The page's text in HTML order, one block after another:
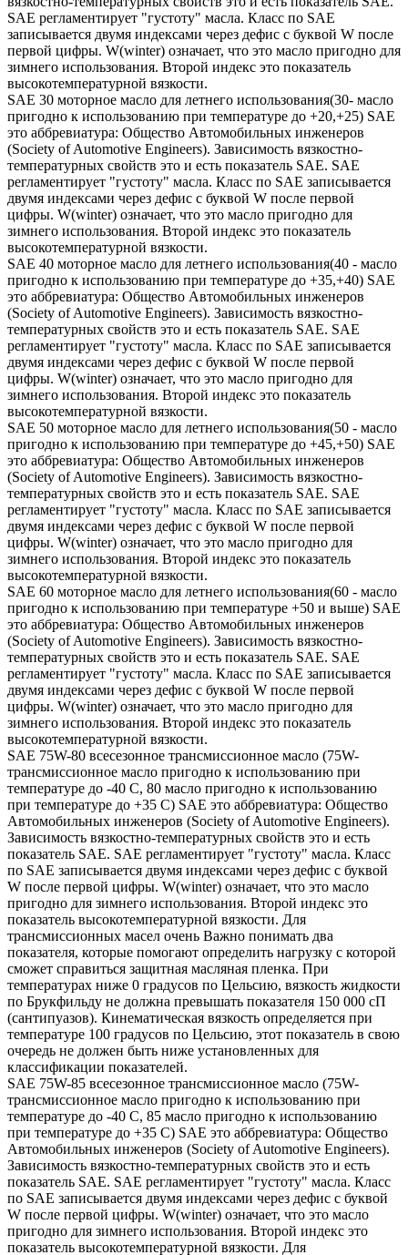
SAE регламентирует "густоту" масла. Класс по SAE
записывается двумя индексами через дефис с буквой W после
первой цифры. W(winter) означает, что это масло пригодно для
зимнего использования. Второй индекс это показатель
высокотемпературной вязкости.
SAE 30 моторное масло для летнего использования(30- масло
пригодно к использованию при температуре до +20,+25) SAE
это аббревиатура: Общество Автомобильных инженеров
(Society of Automotive Engineers). Зависимость вязкостно-
температурных свойств это и есть показатель SAE. SAE
регламентирует "густоту" масла. Класс по SAE записывается
двумя индексами через дефис с буквой W после первой
цифры. W(winter) означает, что это масло пригодно для
зимнего использования. Второй индекс это показатель
высокотемпературной вязкости.
SAE 40 моторное масло для летнего использования(40 - масло
пригодно к использованию при температуре до +35,+40) SAE
это аббревиатура: Общество Автомобильных инженеров
(Society of Automotive Engineers). Зависимость вязкостно-
температурных свойств это и есть показатель SAE. SAE
регламентирует "густоту" масла. Класс по SAE записывается
двумя индексами через дефис с буквой W после первой
цифры. W(winter) означает, что это масло пригодно для
зимнего использования. Второй индекс это показатель
высокотемпературной вязкости.
SAE 50 моторное масло для летнего использования(50 - масло
пригодно к использованию при температуре до +45,+50) SAE
это аббревиатура: Общество Автомобильных инженеров
(Society of Automotive Engineers). Зависимость вязкостно-
температурных свойств это и есть показатель SAE. SAE
регламентирует "густоту" масла. Класс по SAE записывается
двумя индексами через дефис с буквой W после первой
цифры. W(winter) означает, что это масло пригодно для
зимнего использования. Второй индекс это показатель
высокотемпературной вязкости.
SAE 60 моторное масло для летнего использования(60 - масло
пригодно к использованию при температуре +50 и выше) SAE
это аббревиатура: Общество Автомобильных инженеров
(Society of Automotive Engineers). Зависимость вязкостно-
температурных свойств это и есть показатель SAE. SAE
регламентирует "густоту" масла. Класс по SAE записывается
двумя индексами через дефис с буквой W после первой
цифры. W(winter) означает, что это масло пригодно для
зимнего использования. Второй индекс это показатель
высокотемпературной вязкости.
SAE 75W-80 всесезонное трансмиссионное масло (75W-
трансмиссионное масло пригодно к использованию при
температуре до -40 С, 80 масло пригодно к использованию
при температуре до +35 С) SAE это аббревиатура: Общество
Автомобильных инженеров (Society of Automotive Engineers).
Зависимость вязкостно-температурных свойств это и есть
показатель SAE. SAE регламентирует "густоту" масла. Класс
по SAE записывается двумя индексами через дефис с буквой
W после первой цифры. W(winter) означает, что это масло
пригодно для зимнего использования. Второй индекс это
показатель высокотемпературной вязкости. Для
трансмиссионных масел очень Важно понимать два
показателя, которые помогают определить нагрузку с которой
сможет справиться защитная масляная пленка. При
температурах ниже 0 градусов по Цельсию, вязкость жидкости
по Брукфильду не должна превышать показателя 150 000 сП
(сантипуазов). Кинематическая вязкость определяется при
температуре 100 градусов по Цельсию, этот показатель в свою
очередь не должен быть ниже установленных для
классификации показателей.
SAE 75W-85 всесезонное трансмиссионное масло (75W-
трансмиссионное масло пригодно к использованию при
температуре до -40 С, 85 масло пригодно к использованию
при температуре до +35 С) SAE это аббревиатура: Общество
Автомобильных инженеров (Society of Automotive Engineers).
Зависимость вязкостно-температурных свойств это и есть
показатель SAE. SAE регламентирует "густоту" масла. Класс
по SAE записывается двумя индексами через дефис с буквой
W после первой цифры. W(winter) означает, что это масло
пригодно для зимнего использования. Второй индекс это
показатель высокотемпературной вязкости. Для